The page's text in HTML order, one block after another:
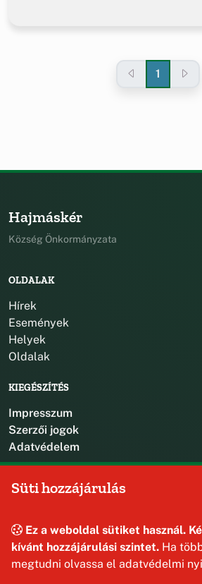
1
Hajmáskér
Község Önkormányzata
OLDALAK
Hírek
Események
Helyek
Oldalak
KIEGÉSZÍTÉS
Impresszum
Szerzői jogok
Adatvédelem
8192 Hajmáskér, Kossuth Lajos u. 31.
Süti hozzájárulás
Ez a weboldal sütiket használ.
kívánt hozzájárulási szintet. Ha
megtudni olvassa el adatvédelmi